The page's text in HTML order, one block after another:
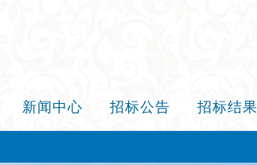
新闻中心 招标公告 招标结果